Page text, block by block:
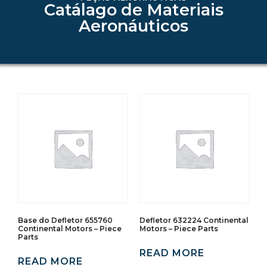
Catálago de Materiais
Aeronáuticos
Base do Defletor 655760
Continental Motors – Piece
Parts
READ MORE
Defletor 632224 Continental
Motors – Piece Parts
READ MORE